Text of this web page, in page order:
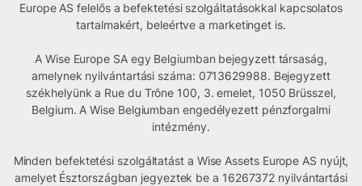
Europe AS felelős a befektetési szolgáltatásokkal kapcsolatos
tartalmakért, beleértve a marketinget is.
A Wise Europe SA egy Belgiumban bejegyzett társaság,
amelynek nyilvántartási száma: 0713629988. Bejegyzett
székhelyünk a Rue du Trône 100, 3. emelet, 1050 Brüsszel,
Belgium. A Wise Belgiumban engedélyezett pénzforgalmi
intézmény.
Minden befektetési szolgáltatást a Wise Assets Europe AS nyújt,
amelyet Észtországban jegyeztek be a 16267372 nyilvántartási